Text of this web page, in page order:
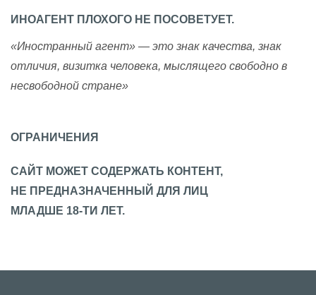
ИНОАГЕНТ ПЛОХОГО НЕ ПОСОВЕТУЕТ.
«Иностранный агент» — это знак качества, знак
отличия, визитка человека, мыслящего свободно в
несвободной стране»
ОГРАНИЧЕНИЯ
САЙТ МОЖЕТ СОДЕРЖАТЬ КОНТЕНТ,
НЕ ПРЕДНАЗНАЧЕННЫЙ ДЛЯ ЛИЦ
МЛАДШЕ 18-ТИ ЛЕТ.